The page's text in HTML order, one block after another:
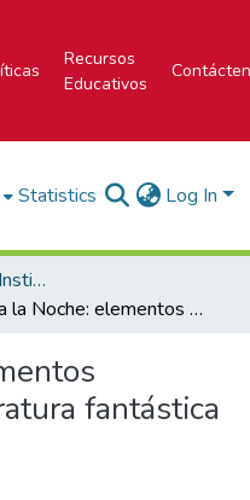
Recursos
Educativos
Statistics Log In
Portal de Revistas del Instituto Tecnológico de Costa Rica
María la Noche: elementos transgresores y literatura fantástica
fantástica